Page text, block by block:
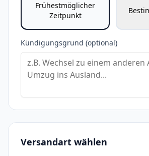
Frühestmöglicher
Zeitpunkt
Kündigungsgrund (optional)
Versandart wählen